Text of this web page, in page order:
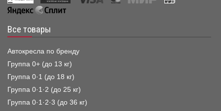
Все товары
Автокресла по бренду
Группа 0+ (до 13 кг)
Группа 0·1 (до 18 кг)
Группа 0·1·2 (до 25 кг)
Группа 0·1·2·3 (до 36 кг)